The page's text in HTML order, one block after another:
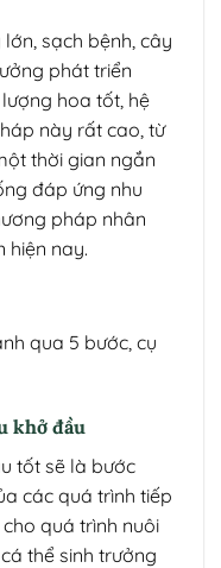
sạch bệnh, cây
phát triển
hoa tốt, hệ
này rất cao, từ
thời gian ngắn
đáp ứng nhu
pháp nhân
hiện nay.
qua 5 bước, cụ
khở đầu
tốt sẽ là bước
các quá trình tiếp
quá trình nuôi
thể sinh trưởng